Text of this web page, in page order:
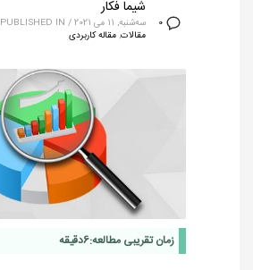
0
شیما فکار
سه‌شنبه, 11 می 2021 /
PUBLISHED IN
مقالات, مقاله کاربردی
زمان تقریبی مطالعه:6دقیقه